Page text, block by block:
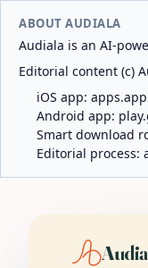
ABOUT AUDIALA
Audiala is an AI-
Editorial content (c)
iOS app:
Android app:
Smart download
Editorial process: